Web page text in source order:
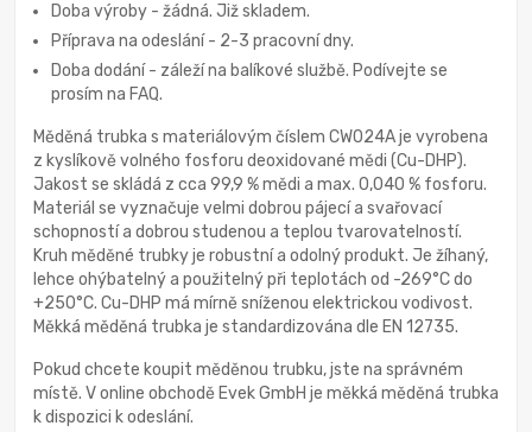
Doba výroby - žádná. Již skladem.
Příprava na odeslání - 2-3 pracovní dny.
Doba dodání - záleží na balíkové službě. Podívejte se
prosím na FAQ.
Měděná trubka s materiálovým číslem CW024A je vyrobena
z kyslíkově volného fosforu deoxidované mědi (Cu-DHP).
Jakost se skládá z cca 99,9 % mědi a max. 0,040 % fosforu.
Materiál se vyznačuje velmi dobrou pájecí a svařovací
schopností a dobrou studenou a teplou tvarovatelností.
Kruh měděné trubky je robustní a odolný produkt. Je žíhaný,
lehce ohýbatelný a použitelný při teplotách od -269°C do
+250°C. Cu-DHP má mírně sníženou elektrickou vodivost.
Měkká měděná trubka je standardizována dle EN 12735.
Pokud chcete koupit měděnou trubku, jste na správném
místě. V online obchodě Evek GmbH je měkká měděná trubka
k dispozici k odeslání.